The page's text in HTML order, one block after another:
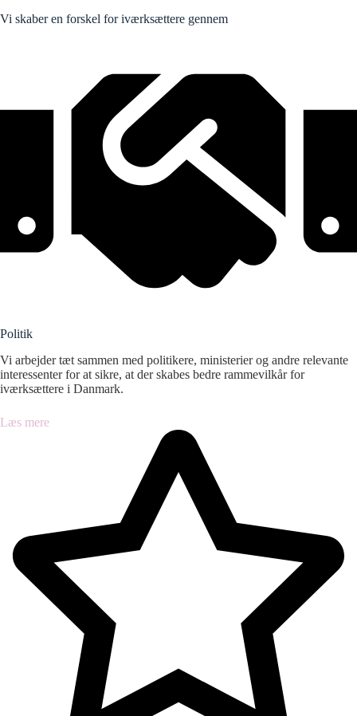
Vi skaber en forskel for iværksættere gennem
Politik
Vi arbejder tæt sammen med politikere, ministerier og andre relevante
interessenter for at sikre, at der skabes bedre rammevilkår for
iværksættere i Danmark.
Læs mere